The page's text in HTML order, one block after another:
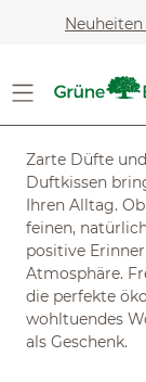
Zum Hauptinhalt
Neuheiten
Zarte Düfte
Duftkissen
Ihren Alltag.
feinen,
positive
Atmosphäre.
die perfekte
wohltuendes
als Geschenk.